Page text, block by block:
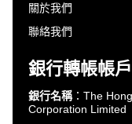
關於我們
聯絡我們
銀行轉帳帳
銀行名稱：The
Corporation Limited